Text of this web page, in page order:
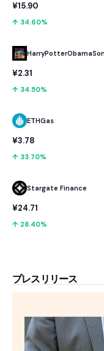
¥15.90
↑ 34.60%
¥2.31
↑ 34.50%
ETHGas
¥3.78
↑ 33.70%
Stargate Finance
¥24.71
↑ 28.40%
プレスリリース